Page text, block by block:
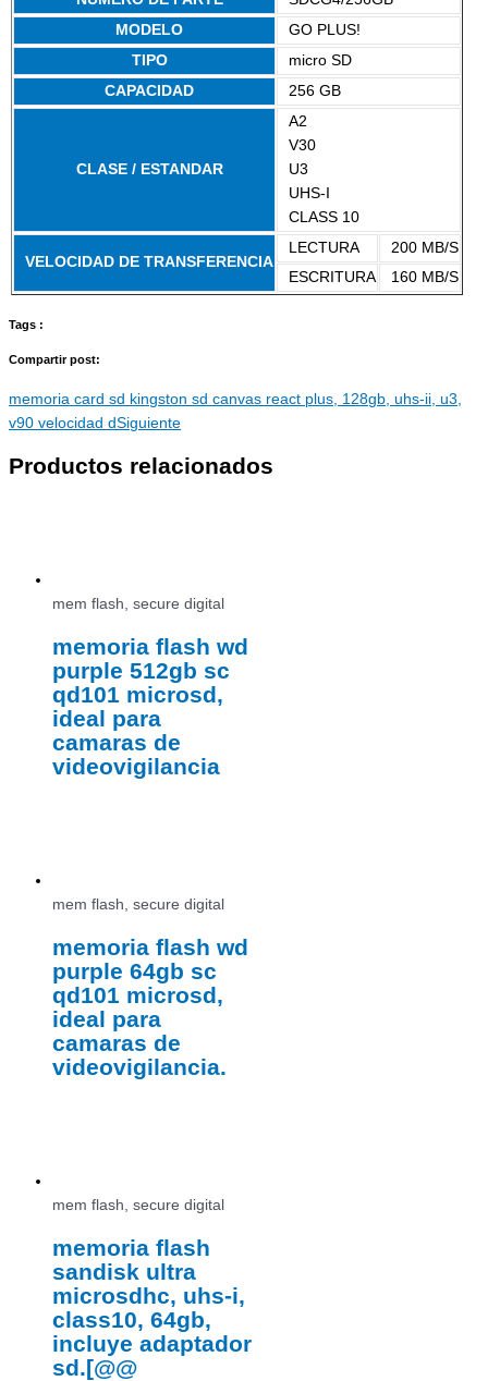
MODELO
GO PLUS!
TIPO
micro SD
CAPACIDAD
256 GB
CLASE / ESTANDAR
A2
V30
U3
UHS-I
CLASS 10
VELOCIDAD DE TRANSFERENCIA
LECTURA
200 MB/S
ESCRITURA
160 MB/S
Tags :
Compartir post:
memoria card sd kingston sd canvas react plus, 128gb, uhs-ii, u3,
v90 velocidad dSiguiente
Productos relacionados
mem flash, secure digital
memoria flash wd
purple 512gb sc
qd101 microsd,
ideal para
camaras de
videovigilancia
mem flash, secure digital
memoria flash wd
purple 64gb sc
qd101 microsd,
ideal para
camaras de
videovigilancia.
mem flash, secure digital
memoria flash
sandisk ultra
microsdhc, uhs-i,
class10, 64gb,
incluye adaptador
sd.[@@